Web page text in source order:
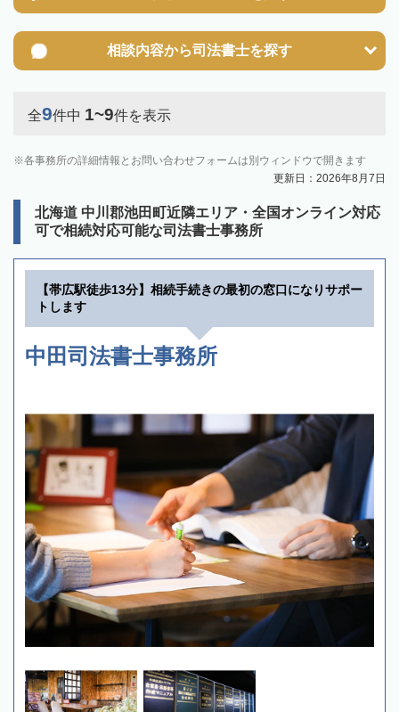
相談内容から司法書士を探す
全9件中 1~9件を表示
各事務所の詳細情報とお問い合わせフォームは別ウィンドウで開きます
更新日：2026年8月7日
北海道 中川郡池田町近隣エリア・全国オンライン対応
可で相続対応可能な司法書士事務所
【帯広駅徒歩13分】相続手続きの最初の窓口になりサポー
トします
中田司法書士事務所